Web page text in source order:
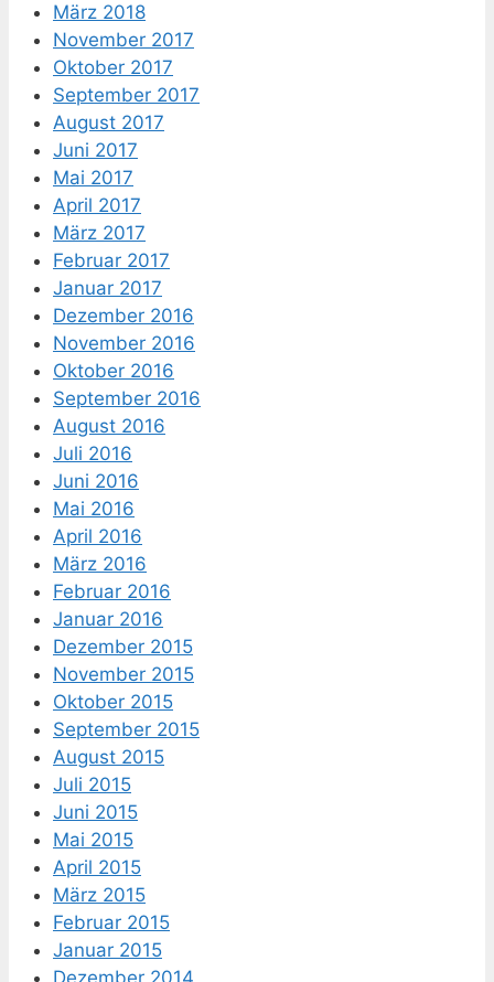
März 2018
November 2017
Oktober 2017
September 2017
August 2017
Juni 2017
Mai 2017
April 2017
März 2017
Februar 2017
Januar 2017
Dezember 2016
November 2016
Oktober 2016
September 2016
August 2016
Juli 2016
Juni 2016
Mai 2016
April 2016
März 2016
Februar 2016
Januar 2016
Dezember 2015
November 2015
Oktober 2015
September 2015
August 2015
Juli 2015
Juni 2015
Mai 2015
April 2015
März 2015
Februar 2015
Januar 2015